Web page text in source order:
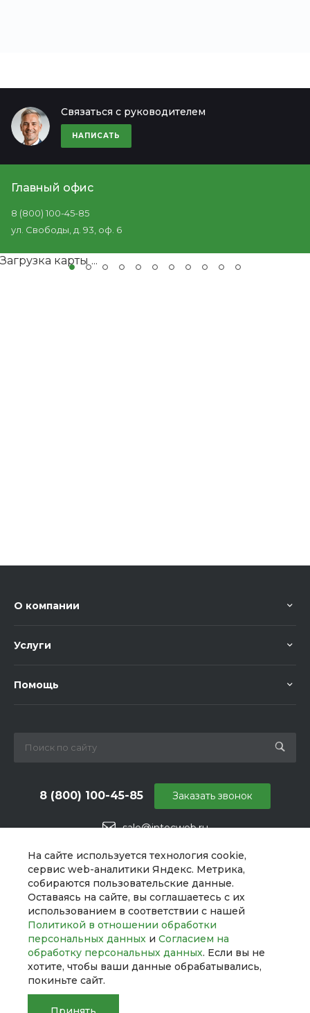
На сайте используется технология cookie,
сервис web-аналитики Яндекс. Метрика,
собираются пользовательские данные.
Оставаясь на сайте, вы соглашаетесь с их
использованием в соответствии с нашей
Политикой в отношении обработки
персональных данных и Согласием на
обработку персональных данных. Если вы не
хотите, чтобы ваши данные обрабатывались,
покиньте сайт.
Связаться с руководителем
НАПИСАТЬ
Главный офис
8 (800) 100-45-85
ул. Свободы, д. 93, оф. 6
Загрузка карты ...
О компании
Услуги
Помощь
sale@intecweb.ru
8 (800) 100-45-85
г. Москва, ул. Даниловский Вал, 1
Заказать звонок